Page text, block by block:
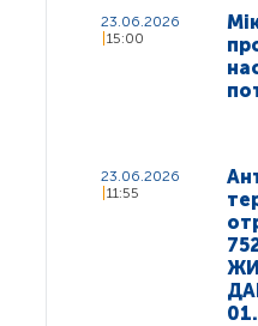
23.06.2026
15:00
23.06.2026
11:55